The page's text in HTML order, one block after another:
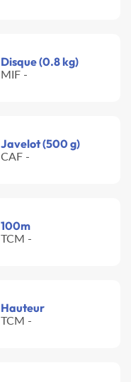
Disque (0.8 kg)
MIF -
Javelot (500 g)
CAF -
100m
TCM -
Hauteur
TCM -